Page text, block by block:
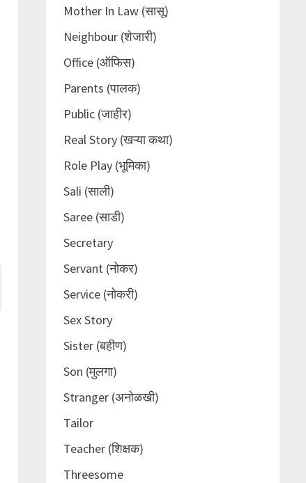
Mother In Law (सासू)
Neighbour (शेजारी)
Office (ऑफिस)
Parents (पालक)
Public (जाहीर)
Real Story (खऱ्या कथा)
Role Play (भूमिका)
Sali (साली)
Saree (साडी)
Secretary
Servant (नोकर)
Service (नोकरी)
Sex Story
Sister (बहीण)
Son (मुलगा)
Stranger (अनोळखी)
Tailor
Teacher (शिक्षक)
Threesome